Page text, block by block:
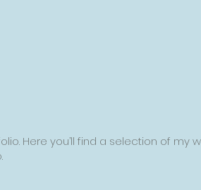
Here you’ll find a selection of my